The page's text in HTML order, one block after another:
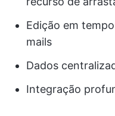
Edição em
mails
Dados
Integração